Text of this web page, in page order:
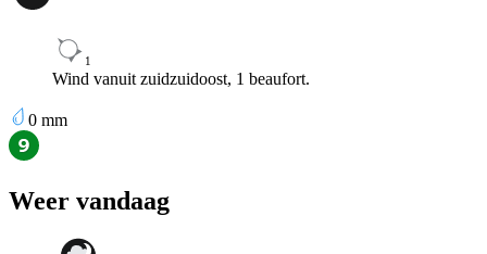
1
Wind vanuit zuidzuidoost, 1 beaufort.
0 mm
Weer vandaag